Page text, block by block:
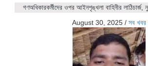
গণঅধিকারকর্মীদের ওপর আইনশৃঙ্খলা বাহিনীর
August 30, 2025 / সব খবর